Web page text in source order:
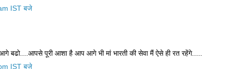
IST बजे
बढो....आपसे पूरी आशा है आप आगे भी मां भारती की सेवा मैं ऐसे ही रत रहेंगे.....
IST बजे